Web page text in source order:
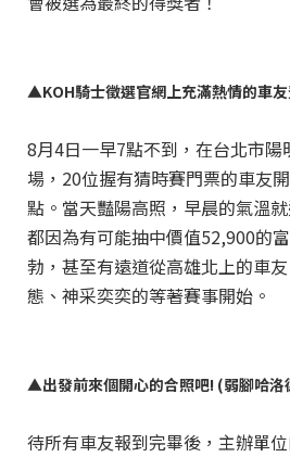
▲KOH騎士徵選官網上充滿熱情的車
8月4日一早7點不到，在台北市
場，20位握有猜時賽門票的車友
點。當天豔陽高照，早晨的氣溫
都因為有可能抽中價值52,900的
勃，甚至有遠道從高雄北上的車
態、神采奕奕的等著賽事開始。
▲出發前來個開心的合照吧! (弱腳哈洛
待所有車友報到完畢後，主辦單